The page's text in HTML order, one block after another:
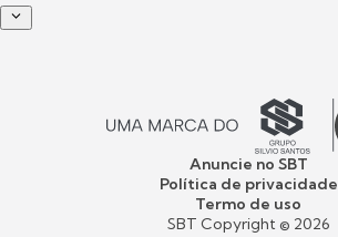
Anuncie no SBT
Política de privacidade
Termo de uso
SBT Copyright © 2026